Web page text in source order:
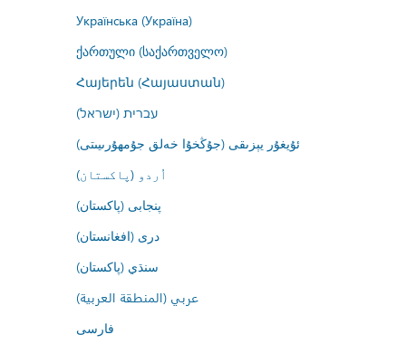
Українська (Україна)
ქართული (საქართველო)
Հայերեն (Հայաստան)
עברית (ישראל)
ئۇيغۇر يېزىقى (جۇڭخۇا خەلق جۇمھۇرىيىتى)
اُردو (پاکستان)
پنجابی (پاکستان)
درى (افغانستان)
سنڌي (پاکستان)
عربي (المنطقة العربية)
فارسى